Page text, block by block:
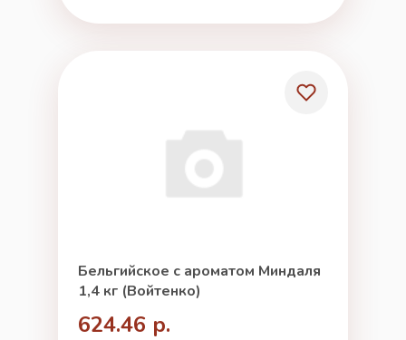
Бельгийское с ароматом Миндаля
1,4 кг (Войтенко)
624.46 р.